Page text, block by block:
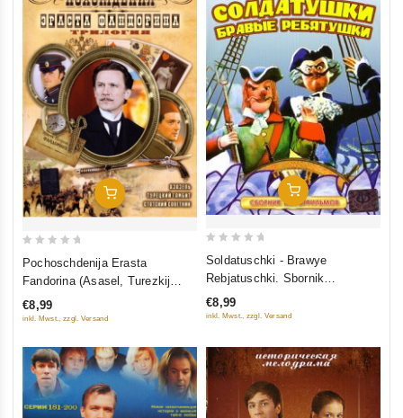
In Den Warenkorb
5
Pochoschdenija Erasta
Fandorina (Asasel, Turezkij
gambit, Statskij Sowetnik)
€8,99
inkl. Mwst., zzgl. Versand
In Den Warenkorb
5
Soldatuschki - Brawye
Rebjatuschki. Sbornik
multfilmow
€8,99
inkl. Mwst., zzgl. Versand